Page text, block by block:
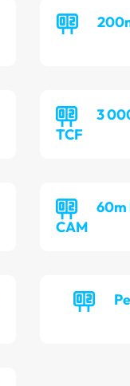
3
TCF
60m
CAM